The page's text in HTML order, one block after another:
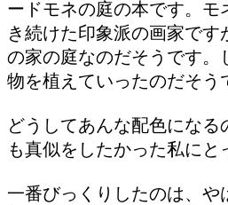
ードモネの庭の本です。
き続けた印象派の画家で
の家の庭なのだそうです
物を植えていったのだそう
どうしてあんな配色にな
も真似をしたかった私に
一番びっくりしたのは、